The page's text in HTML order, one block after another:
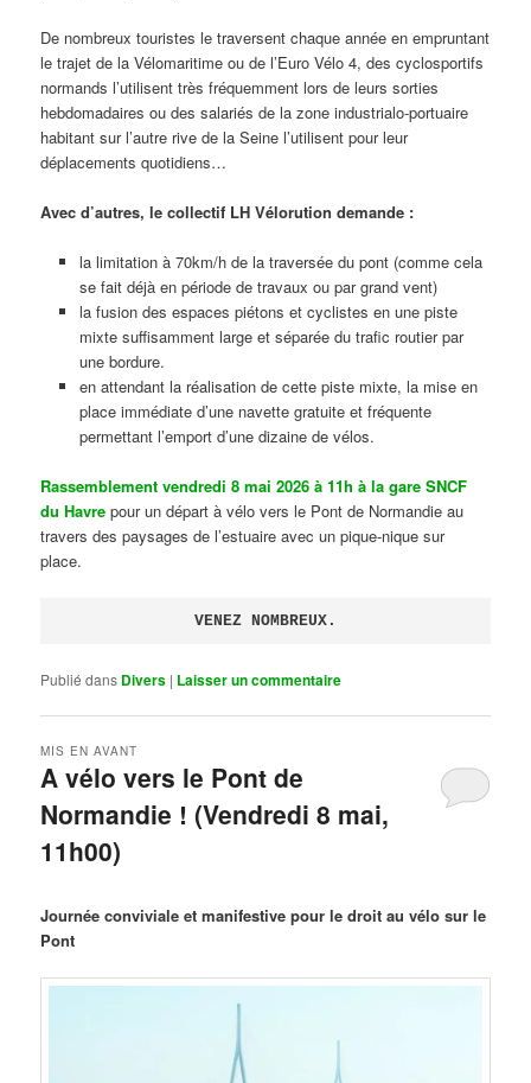
De nombreux touristes le traversent chaque année en empruntant
le trajet de la Vélomaritime ou de l’Euro Vélo 4, des cyclosportifs
normands l’utilisent très fréquemment lors de leurs sorties
hebdomadaires ou des salariés de la zone industrialo-portuaire
habitant sur l’autre rive de la Seine l’utilisent pour leur
déplacements quotidiens…
Avec d’autres, le collectif LH Vélorution demande :
la limitation à 70km/h de la traversée du pont (comme cela
se fait déjà en période de travaux ou par grand vent)
la fusion des espaces piétons et cyclistes en une piste
mixte suffisamment large et séparée du trafic routier par
une bordure.
en attendant la réalisation de cette piste mixte, la mise en
place immédiate d’une navette gratuite et fréquente
permettant l’emport d’une dizaine de vélos.
Rassemblement vendredi 8 mai 2026 à 11h à la gare SNCF
du Havre pour un départ à vélo vers le Pont de Normandie au
travers des paysages de l’estuaire avec un pique-nique sur
place.
VENEZ NOMBREUX.
Publié dans Divers | Laisser un commentaire
A vélo vers le Pont de
Normandie ! (Vendredi 8 mai,
11h00)
MIS EN AVANT
Journée conviviale et manifestive pour le droit au vélo sur le
Pont